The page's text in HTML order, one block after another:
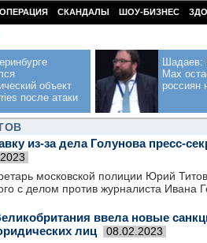
СКАНДАЛЫ ШОУ-БИЗНЕС
объект
после атаки
Шадаев:
Max
россиян
из-за дела Голунова пресс-
московской полиции Юрий
с делом против журналиста Ивана
ввела новые
лиц
08.02.2023